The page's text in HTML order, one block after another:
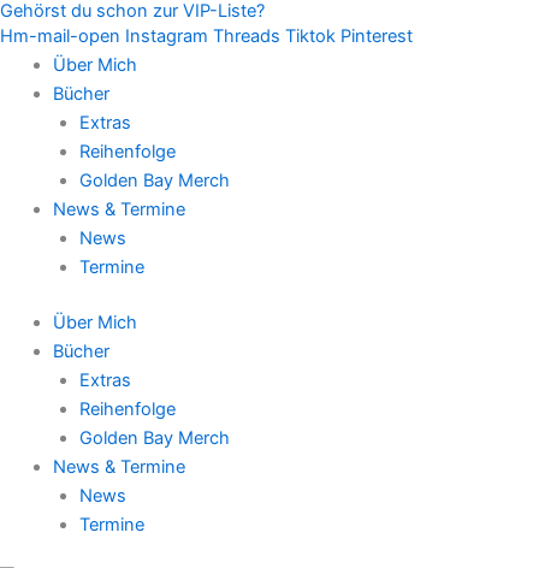
Zum
Inhalt
springen
Gehörst du schon zur VIP-Liste?
Hm-mail-open Instagram Threads Tiktok Pinterest
Über Mich
Bücher
Extras
Reihenfolge
Golden Bay Merch
News & Termine
News
Termine
Über Mich
Bücher
Extras
Reihenfolge
Golden Bay Merch
News & Termine
News
Termine